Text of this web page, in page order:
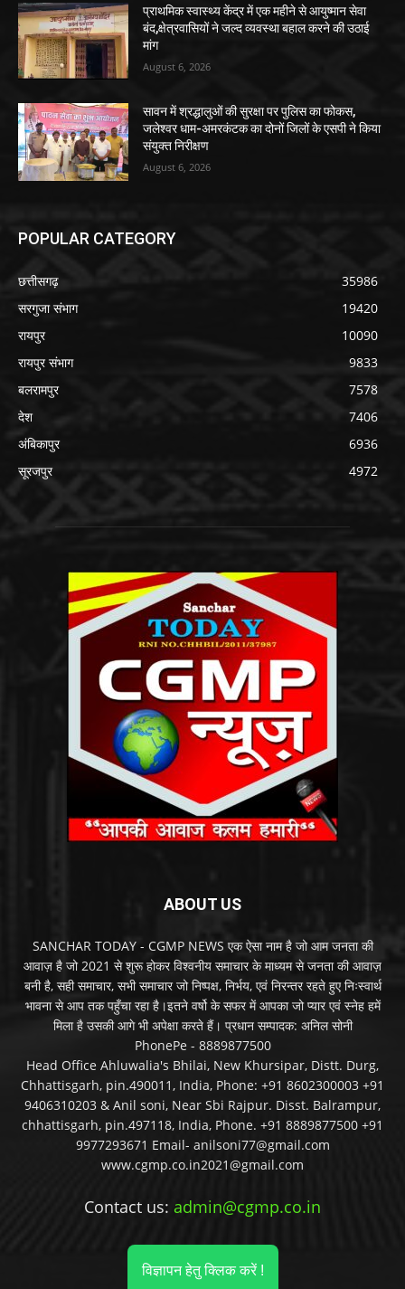
प्राथमिक स्वास्थ्य केंद्र में एक महीने से आयुष्मान सेवा
बंद,क्षेत्रवासियों ने जल्द व्यवस्था बहाल करने की उठाई
मांग
August 6, 2026
सावन में श्रद्धालुओं की सुरक्षा पर पुलिस का फोकस,
जलेश्वर धाम-अमरकंटक का दोनों जिलों के एसपी ने किया
संयुक्त निरीक्षण
August 6, 2026
POPULAR CATEGORY
छत्तीसगढ़
35986
सरगुजा संभाग
19420
रायपुर
10090
रायपुर संभाग
9833
बलरामपुर
7578
देश
7406
अंबिकापुर
6936
सूरजपुर
4972
ABOUT US
SANCHAR TODAY - CGMP NEWS एक ऐसा नाम है जो आम जनता की
आवाज़ है जो 2021 से शुरू होकर विश्वनीय समाचार के माध्यम से जनता की आवाज़
बनी है, सही समाचार, सभी समाचार जो निष्पक्ष, निर्भय, एवं निरन्तर रहते हुए निःस्वार्थ
भावना से आप तक पहुँचा रहा है।इतने वर्षो के सफर में आपका जो प्यार एवं स्नेह हमें
मिला है उसकी आगे भी अपेक्षा करते हैं। प्रधान सम्पादक: अनिल सोनी
PhonePe - 8889877500
Head Office Ahluwalia's Bhilai, New Khursipar, Distt. Durg,
Chhattisgarh, pin.490011, India, Phone: +91 8602300003 +91
9406310203 & Anil soni, Near Sbi Rajpur. Disst. Balrampur,
chhattisgarh, pin.497118, India, Phone. +91 8889877500 +91
9977293671 Email- anilsoni77@gmail.com
www.cgmp.co.in2021@gmail.com
Contact us: admin@cgmp.co.in
विज्ञापन हेतु क्लिक करें !